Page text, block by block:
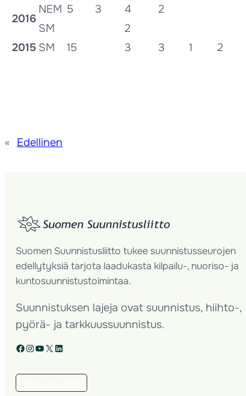
2016
NEM 5 3 4
2
SM
2
2015 SM 15 3 3 1 2
« Edellinen
Suomen Suunnistusliitto tukee suunnistusseurojen
edellytyksiä tarjota laadukasta kilpailu-, nuoriso- ja
kuntosuunnistustoimintaa.
Suunnistuksen lajeja ovat suunnistus, hiihto-,
pyörä- ja tarkkuussuunnistus.
Facebook Instagram YouTube X LinkedIn